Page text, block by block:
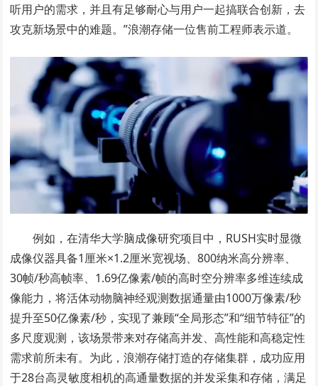
听用户的需求，并且有足够耐心与用户一起搞联合创新，去
攻克新场景中的难题。”浪潮存储一位售前工程师表示道。
例如，在清华大学脑成像研究项目中，RUSH实时显微
成像仪器具备1厘米×1.2厘米宽视场、800纳米高分辨率、
30帧/秒高帧率、1.69亿像素/帧的高时空分辨率多维连续成
像能力，将活体动物脑神经观测数据通量由1000万像素/秒
提升至50亿像素/秒，实现了兼顾“全局形态”和“细节特征”的
多尺度观测，该场景带来对存储高并发、高性能和高稳定性
需求前所未有。为此，浪潮存储打造的存储集群，成功应用
于28台高灵敏度相机的高通量数据的并发采集和存储，满足